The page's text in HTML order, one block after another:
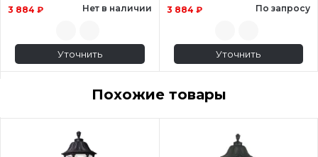
3 884 ₽
Нет в наличии
Уточнить
3 884 ₽
По запросу
Уточнить
Похожие товары